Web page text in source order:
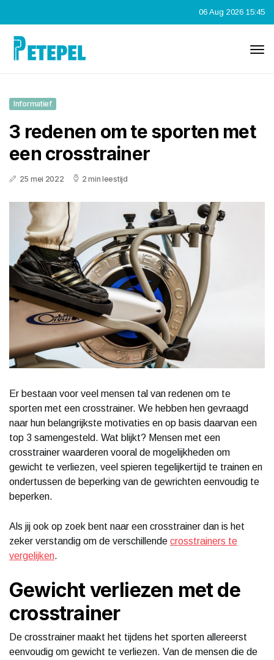
06 Aug 2026 15:45
Informatief
3 redenen om te sporten met
een crosstrainer
25 mei 2022 2 min leestijd
Er bestaan voor veel mensen tal van redenen om te
sporten met een crosstrainer. We hebben hen gevraagd
naar hun belangrijkste motivaties en op basis daarvan een
top 3 samengesteld. Wat blijkt? Mensen met een
crosstrainer waarderen vooral de mogelijkheden om
gewicht te verliezen, veel spieren tegelijkertijd te trainen en
ondertussen de beperking van de gewrichten eenvoudig te
beperken.
Als jij ook op zoek bent naar een crosstrainer dan is het
zeker verstandig om de verschillende crosstrainers te
vergelijken.
Gewicht verliezen met de
crosstrainer
De crosstrainer maakt het tijdens het sporten allereerst
eenvoudig om gewicht te verliezen. Van de mensen die de